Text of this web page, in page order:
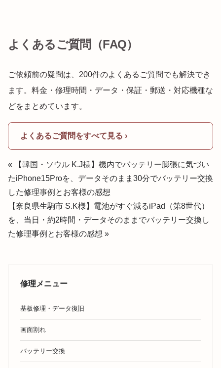
よくあるご質問（FAQ）
ご依頼前の疑問は、200件のよくあるご質問でも解決でき
ます。料金・修理時間・データ・保証・郵送・対応機種な
どをまとめています。
よくあるご質問をすべて見る ›
« 【韓国・ソウル K.J様】機内でバッテリー膨張に気づい
たiPhone15Proを、データそのまま30分でバッテリー交換
した修理事例とお客様の感想
【奈良県生駒市 S.K様】電池がすぐ減るiPad（第8世代）
を、当日・約2時間・データそのままでバッテリー交換し
た修理事例とお客様の感想 »
修理メニュー
基板修理・データ復旧
画面割れ
バッテリー交換